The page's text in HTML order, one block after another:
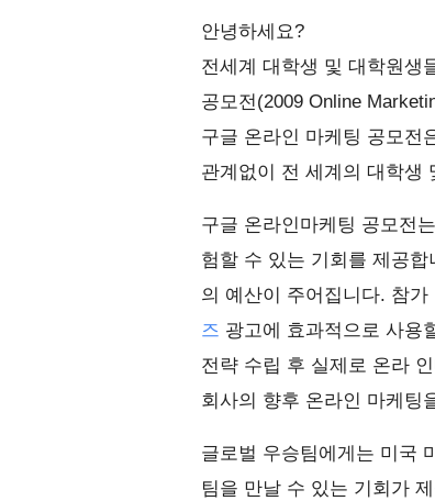
안녕하세요?
전세계 대학생 및 대학원생
공모전(2009 Online
구글 온라인 마케팅 공모전
관계없이 전 세계의 대학생
구글 온라인마케팅 공모전
험할 수 있는 기회를 제공
의 예산이 주어집니다. 참
즈 광고에 효과적으로 사용
전략 수립 후 실제로 온라
회사의 향후 온라인 마케팅
글로벌 우승팀에게는 미국
팀을 만날 수 있는 기회가